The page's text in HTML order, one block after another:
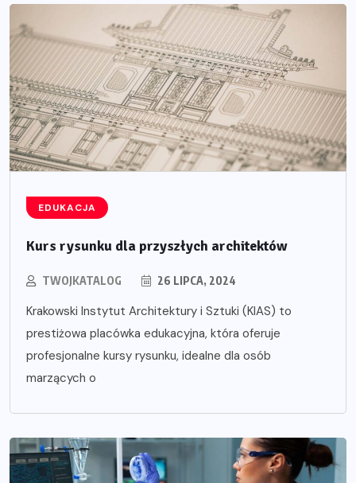
EDUKACJA
Kurs rysunku dla przyszłych architektów
TWOJKATALOG 26 LIPCA, 2024
Krakowski Instytut Architektury i Sztuki (KIAS) to
prestiżowa placówka edukacyjna, która oferuje
profesjonalne kursy rysunku, idealne dla osób
marzących o